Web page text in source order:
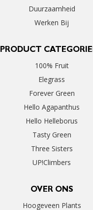
Duurzaamheid
Werken Bij
PRODUCT
100% Fruit
Elegrass
Forever Green
Hello Agapanthus
Hello Helleborus
Tasty Green
Three Sisters
UP!Climbers
OVER ONS
Hoogeveen Plants